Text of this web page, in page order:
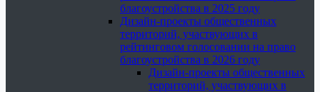
благоустройства в 2025 году
Дизайн-проекты общественных
территорий, участвующих в
рейтинговом голосовании на право
благоустройства в 2026 году
Дизайн-проекты общественных
территорий, участвующих в